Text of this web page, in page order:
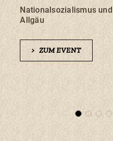
Nationalsozialismus
Allgäu
>ZUM EVENT